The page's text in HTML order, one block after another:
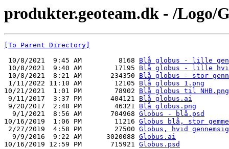
produkter.geoteam.dk - /Logo/
[To Parent Directory]
10/8/2021  9:45 AM         8168 Blå globus - lille
10/8/2021  9:40 AM        17195 Blå globus - lille hvid
10/8/2021  8:21 AM       234350 Blå globus - stor
1/11/2022 11:10 AM        12105 Blå globus 1.png
10/21/2021  1:01 PM        78902 Blå globus til NHB.png
9/11/2017  3:37 PM       404121 Blå globus.ai
9/20/2017  2:48 PM        46321 Blå globus.png
  9/1/2021  8:56 AM       704968
Globus - blå.psd
10/16/2019  1:06 PM        11216 Globus blå, stor
2/27/2019  4:58 PM        27500 Globus, hvid
  9/9/2016  9:22 AM      3020088
Globus.ai
10/16/2019 12:59 PM       715921 Globus.psd